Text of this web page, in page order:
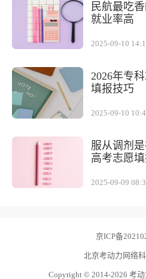
民航最吃
就业率高
2025-09-10
2026年专
填报技巧
2025-09-10
服从调剂
高考志愿填
2025-09-09
京ICP备
北京考动力网络
Copyright © 2014-2026 考动